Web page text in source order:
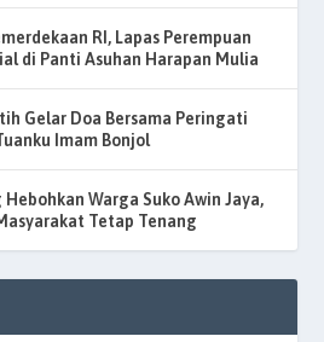
RI, Lapas Perempuan
di Panti Asuhan Harapan Mulia
Gelar Doa Bersama Peringati
Imam Bonjol
Warga Suko Awin Jaya,
Tetap Tenang